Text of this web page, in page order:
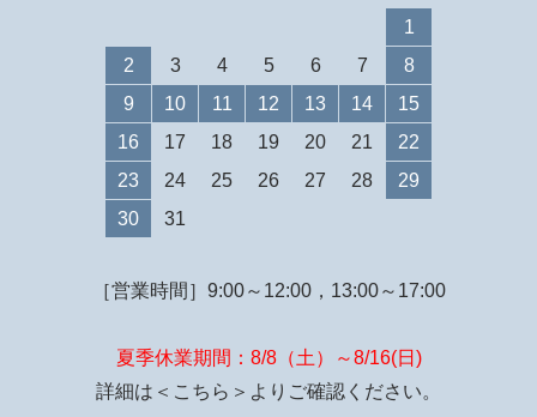
1
2
3 4 5 6 7
8
9
10 11 12 13 14
15
16
17 18 19 20 21
22
23
24 25 26 27 28
29
30
31
［営業時間］9:00～12:00，13:00～17:00
夏季休業期間：8/8（土）～8/16(日)
詳細は ＜こちら＞ よりご確認ください。